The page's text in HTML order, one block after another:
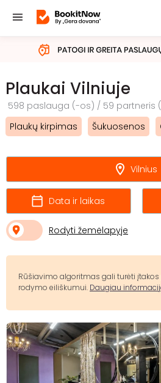
Plaukai Vilniuje
598 paslauga (-os) / 59 partneris
Plaukų kirpimas
Šukuosenos
Vilnius
Data ir laikas
Rodyti žemėlapyje
Rūšiavimo algoritmas gali turėti
rodymo eiliškumui. Daugiau